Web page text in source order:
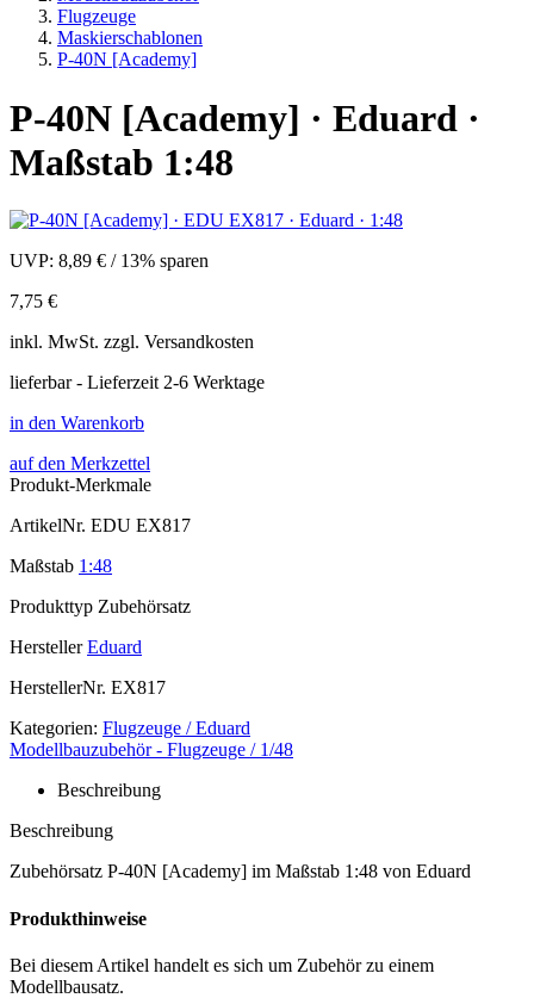
Flugzeuge
Maskierschablonen
P-40N [Academy]
P-40N [Academy] · Eduard ·
Maßstab 1:48
UVP: 8,89 € / 13% sparen
7,75 €
inkl. MwSt. zzgl. Versandkosten
lieferbar - Lieferzeit 2-6 Werktage
in den Warenkorb
auf den Merkzettel
Produkt-Merkmale
ArtikelNr. EDU EX817
Maßstab 1:48
Produkttyp Zubehörsatz
Hersteller Eduard
HerstellerNr. EX817
Kategorien: Flugzeuge / Eduard
Modellbauzubehör - Flugzeuge / 1/48
Beschreibung
Beschreibung
Zubehörsatz P-40N [Academy] im Maßstab 1:48 von Eduard
Produkthinweise
Bei diesem Artikel handelt es sich um Zubehör zu einem
Modellbausatz.